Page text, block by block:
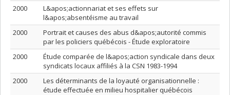
2000
L&apos;actionnariat et ses effets sur
l&apos;absentéisme au travail
2000
Portrait et causes des abus d&apos;autorité commis
par les policiers québécois - Étude exploratoire
2000
Étude comparée de l&apos;action syndicale dans deux
syndicats locaux affiliés à la CSN 1983-1994
2000
Les déterminants de la loyauté organisationnelle :
étude effectuée en milieu hospitalier québécois